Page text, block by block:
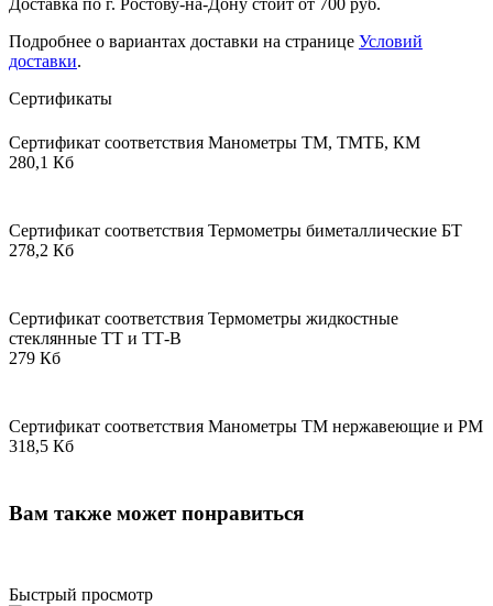
Подробнее о вариантах доставки на странице Условий
доставки.
Сертификаты
Сертификат соответствия Манометры ТМ, ТМТБ, КМ
280,1 Кб
Сертификат соответствия Термометры биметаллические БТ
278,2 Кб
Сертификат соответствия Термометры жидкостные
стеклянные ТТ и ТТ-В
279 Кб
Сертификат соответствия Манометры ТМ нержавеющие и РМ
318,5 Кб
Вам также может понравиться
Быстрый просмотр